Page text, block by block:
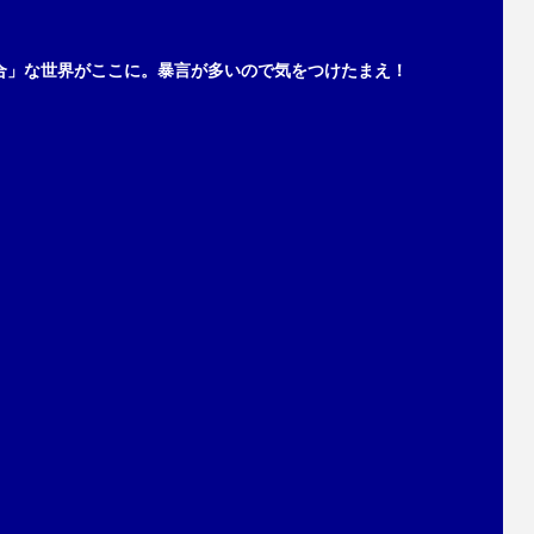
な世界がここに。暴言が多いので気をつけたまえ！